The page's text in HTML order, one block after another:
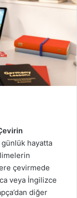
hayatta
çevirmede
veya İngilizce
diğer